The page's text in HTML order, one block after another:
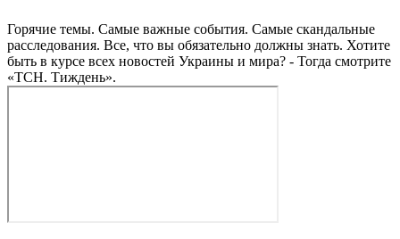
Горячие темы. Самые важные события. Самые скандальные
расследования. Все, что вы обязательно должны знать. Хотите
быть в курсе всех новостей Украины и мира? - Тогда смотрите
«ТСН. Тиждень».